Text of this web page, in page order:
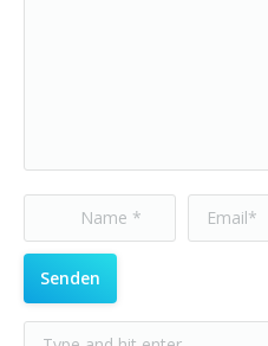
Name * Email *
Senden